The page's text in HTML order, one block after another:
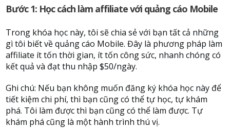
Bước 1: Học cách làm affiliate với quảng cáo Mobile
Trong khóa học này, tôi sẽ chia sẻ với bạn tất cả những
gì tôi biết về quảng cáo Mobile. Đây là phương pháp làm
affiliate ít tốn thời gian, ít tốn công sức, nhanh chóng có
kết quả và đạt thu nhập $50/ngày.
Ghi chú: Nếu bạn không muốn đăng ký khóa học này để
tiết kiệm chi phí, thì bạn cũng có thể tự học, tự khám
phá. Tôi làm được thì bạn cũng có thể làm được. Tự
khám phá cũng là một hành trình thú vị.